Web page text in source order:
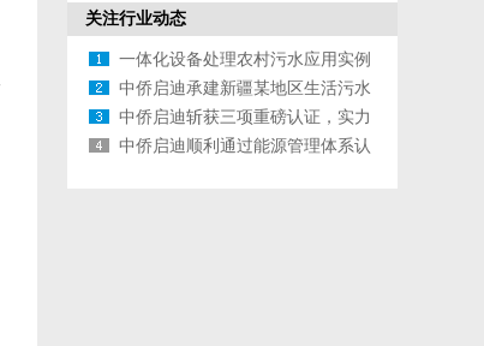
关注行业动态
一体化设备处理农村污水应用实例
中侨启迪承建新疆某地区生活污水
处理项目捷报
中侨启迪斩获三项重磅认证，实力
再升级
中侨启迪顺利通过能源管理体系认